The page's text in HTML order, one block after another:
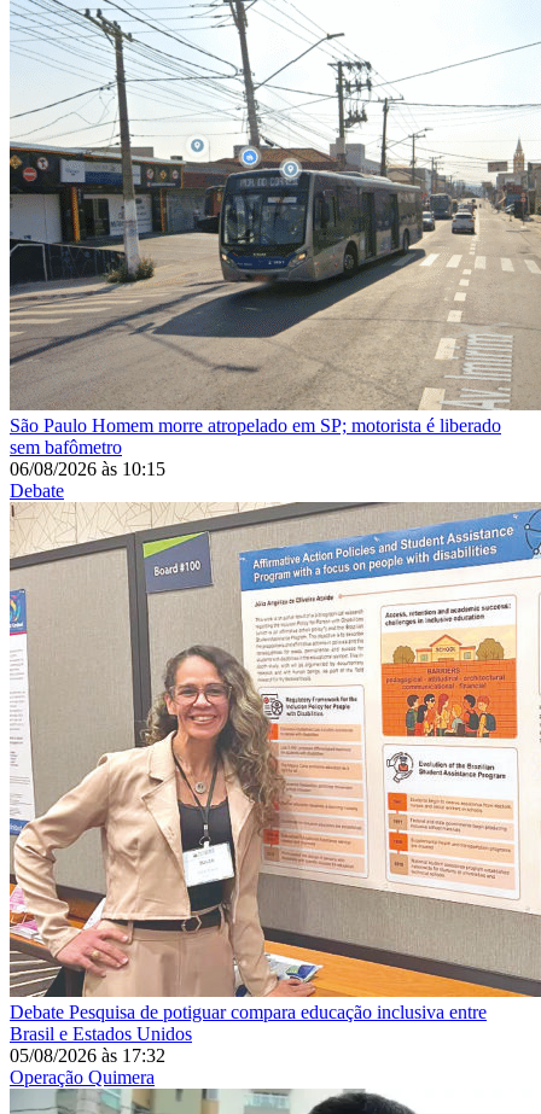
São Paulo Homem morre atropelado em SP; motorista é liberado
sem bafômetro
06/08/2026 às 10:15
Debate
Debate Pesquisa de potiguar compara educação inclusiva entre
Brasil e Estados Unidos
05/08/2026 às 17:32
Operação Quimera